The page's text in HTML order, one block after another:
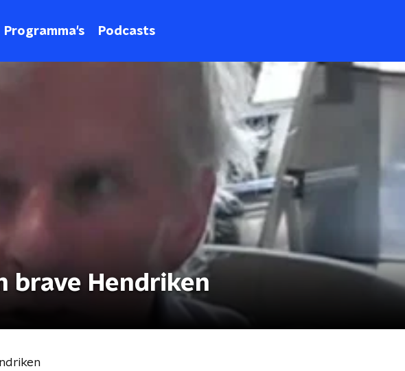
Programma's Podcasts
brave Hendriken